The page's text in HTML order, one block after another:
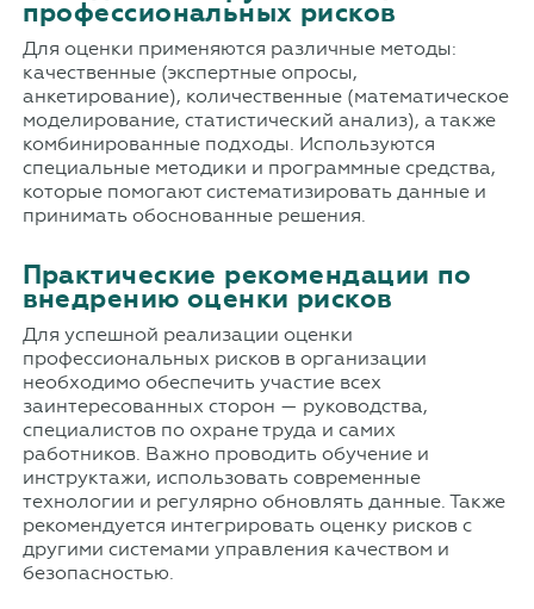
профессиональных рисков
Для оценки применяются различные методы:
качественные (экспертные опросы,
анкетирование), количественные (математическое
моделирование, статистический анализ), а также
комбинированные подходы. Используются
специальные методики и программные средства,
которые помогают систематизировать данные и
принимать обоснованные решения.
Практические рекомендации по
внедрению оценки рисков
Для успешной реализации оценки
профессиональных рисков в организации
необходимо обеспечить участие всех
заинтересованных сторон — руководства,
специалистов по охране труда и самих
работников. Важно проводить обучение и
инструктажи, использовать современные
технологии и регулярно обновлять данные. Также
рекомендуется интегрировать оценку рисков с
другими системами управления качеством и
безопасностью.